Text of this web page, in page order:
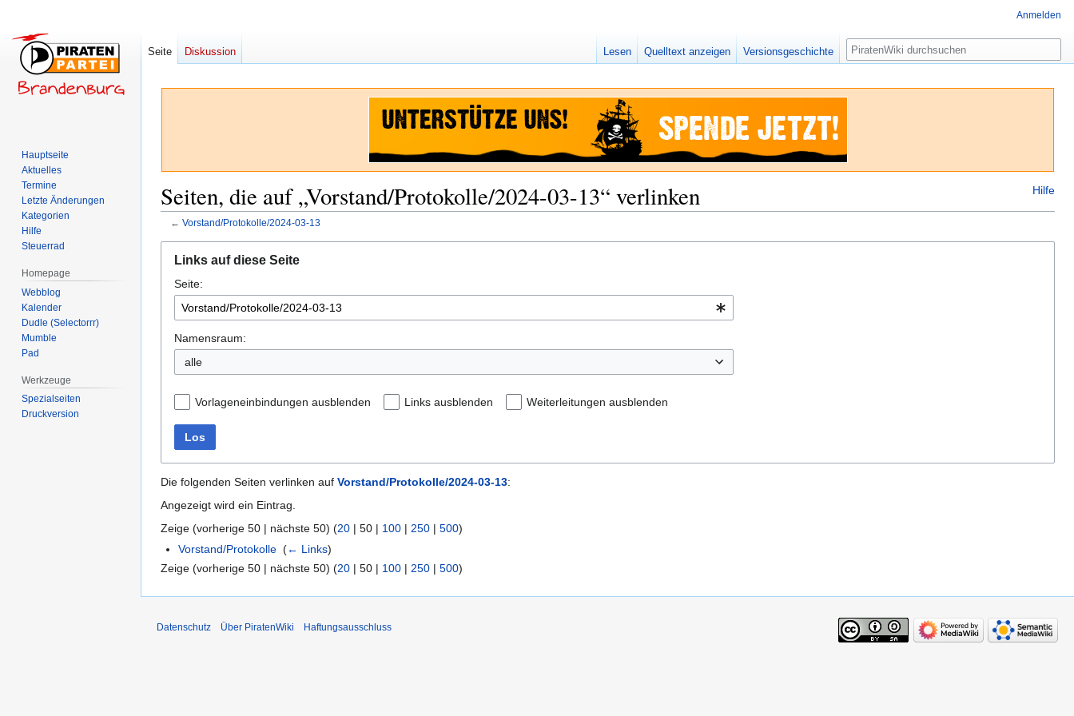
Hilfe
Seiten, die auf „Vorstand/Protokolle/2024-03-13“ verlinken
← Vorstand/Protokolle/2024-03-13
Navigation
springen
Suche
springen
Links auf diese Seite
Seite:
Namensraum:
alle
Vorlageneinbindungen ausblenden Links ausblenden Weiterleitungen ausblenden
Los
Die folgenden Seiten verlinken auf Vorstand/Protokolle/2024-03-13:
Angezeigt wird ein Eintrag.
Zeige (vorherige 50 | nächste 50) (20 | 50 | 100 | 250 | 500)
Vorstand/Protokolle ‎(← Links)
Zeige (vorherige 50 | nächste 50) (20 | 50 | 100 | 250 | 500)
Anmelden
Seite Diskussion Lesen Quelltext anzeigen Versionsgeschichte Suche
Hauptseite
Aktuelles
Termine
Letzte Änderungen
Kategorien
Hilfe
Steuerrad
Homepage
Webblog
Kalender
Dudle (Selectorrr)
Mumble
Pad
Werkzeuge
Spezialseiten
Druckversion
Datenschutz Über PiratenWiki Haftungsausschluss